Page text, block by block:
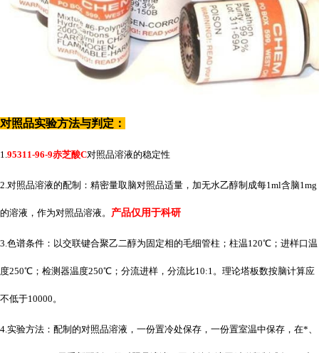
对照品实验方法与判定：
1.95311-96-9赤芝酸C对照品溶液的稳定性
2.对照品溶液的配制：精密量取脑对照品适量，加无水乙醇制成每1ml含脑1mg
的溶液，作为对照品溶液。 产品仅用于科研
3.色谱条件：以交联键合聚乙二醇为固定相的毛细管柱；柱温120℃；进样口温
度250℃；检测器温度250℃；分流进样，分流比10:1。理论塔板数按脑计算应
不低于10000。
4.实验方法：配制的对照品溶液，一份置冷处保存，一份置室温中保存，在*、